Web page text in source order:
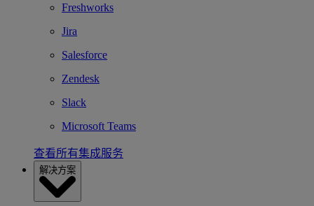
Freshworks
Jira
Salesforce
Zendesk
Slack
Microsoft Teams
查看所有集成服务
解决方案